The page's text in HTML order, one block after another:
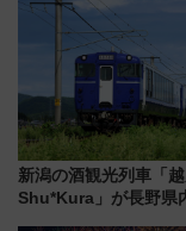
新潟の酒観光列車「
Shu*Kura」が長野県